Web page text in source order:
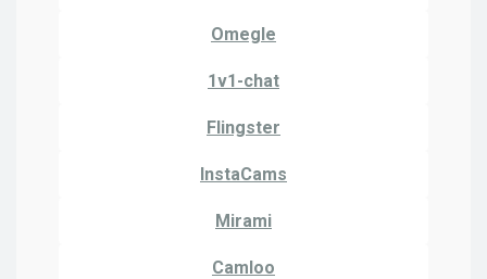
Omegle
1v1-chat
Flingster
InstaCams
Mirami
Camloo